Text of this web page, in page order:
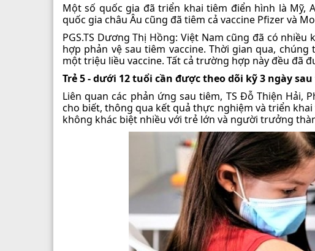
Một số quốc gia đã triển khai tiêm điển hình là Mỹ,
quốc gia châu Âu cũng đã tiêm cả vaccine Pfizer và
PGS.TS Dương Thị Hồng: Việt Nam cũng đã có
hợp phản vệ sau tiêm vaccine. Thời gian qua,
một triệu liều vaccine. Tất cả trường hợp này đều đã
Trẻ 5 - dưới 12 tuổi cần được theo dõi kỹ 3 ngày
Liên quan các phản ứng sau tiêm, TS Đỗ Thiện Hải,
cho biết, thông qua kết quả thực nghiệm và triển
không khác biệt nhiều với trẻ lớn và người trưởng